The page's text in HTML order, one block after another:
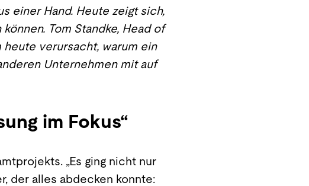
einer Hand. Heute zeigt sich,
Tom Standke, Head of
verursacht, warum ein
Unternehmen mit auf
im Fokus“
„Es ging nicht nur
der alles abdecken konnte: